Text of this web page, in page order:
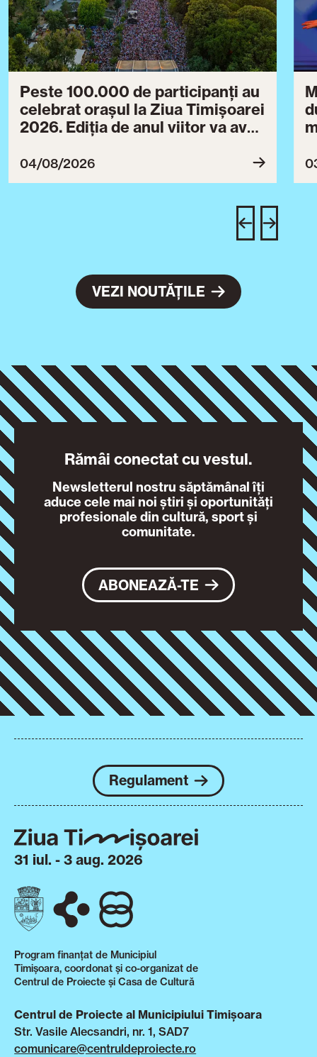
Peste 100.000 de participanți au
celebrat orașul la Ziua Timișoarei
2026. Ediția de anul viitor va avea
04/08/2026
VEZI NOUTĂȚILE
Rămâi conectat cu vestul.
Newsletterul nostru săptămânal îți
aduce cele mai noi știri și oportunități
profesionale din cultură, sport și
comunitate.
ABONEAZĂ-TE
Regulament
31 iul. - 3 aug. 2026
Program finanțat de Municipiul
Timișoara, coordonat și co-organizat de
Centrul de Proiecte și Casa de Cultură
Centrul de Proiecte al Municipiului Timișoara
Str. Vasile Alecsandri, nr. 1, SAD7
comunicare@centruldeproiecte.ro